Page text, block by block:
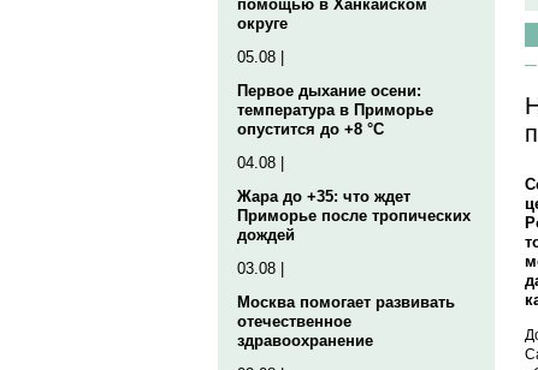
помощью в Ханкайском
округе
05.08 |
Первое дыхание осени:
температура в Приморье
опустится до +8 °C
04.08 |
Жара до +35: что ждет
Приморье после тропических
дождей
03.08 |
Москва помогает развивать
отечественное
здравоохранение